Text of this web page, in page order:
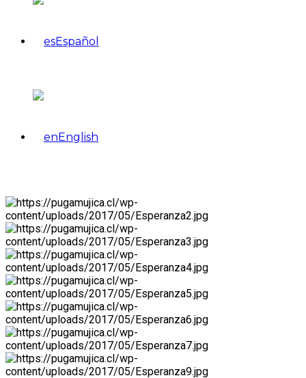
Español
English